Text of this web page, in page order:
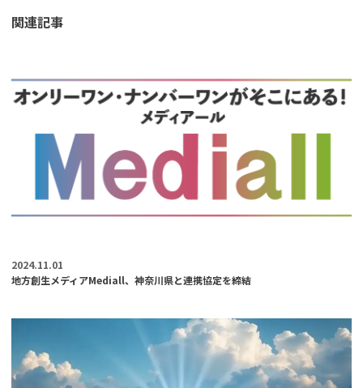
関連記事
2024.11.01
地方創生メディアMediall、神奈川県と連携協定を締結